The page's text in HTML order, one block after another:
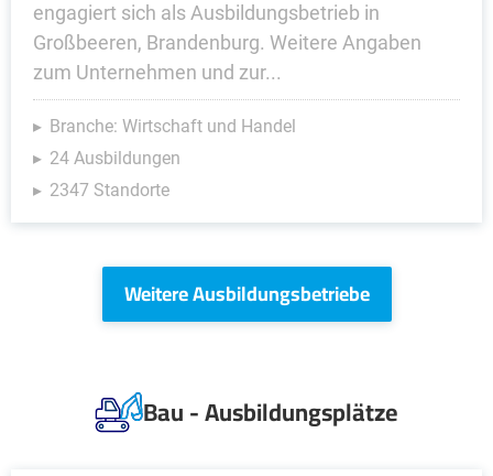
engagiert sich als Ausbildungsbetrieb in
Großbeeren, Brandenburg. Weitere Angaben
zum Unternehmen und zur...
Branche: Wirtschaft und Handel
24 Ausbildungen
2347 Standorte
Weitere Ausbildungsbetriebe
Bau - Ausbildungsplätze